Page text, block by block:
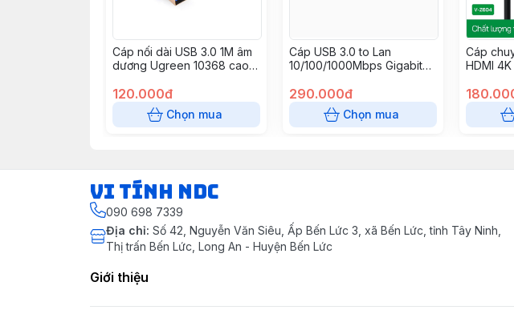
Cáp nối dài USB 3.0 1M âm
dương Ugreen 10368 cao
120.000đ
Chọn mua
Cáp USB 3.0 to Lan
10/100/1000Mbps Gigabit
nhôm cao cấp
290.000đ
Chọn mua
Cáp
HDMI
VI TÍNH NDC
090 698 7339
Địa chỉ: Số 42, Nguyễn Văn Siêu, Ấp Bến Lức 3, xã Bến Lức, tỉnh Tây Ninh,
Thị trấn Bến Lức, Long An - Huyện Bến Lức
Giới thiệu